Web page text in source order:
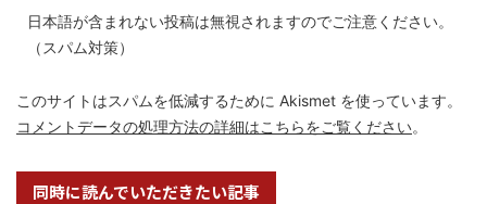
日本語が含まれない投稿は無視されますのでご注意ください。
（スパム対策）
このサイトはスパムを低減するために Akismet を使っています。
コメントデータの処理方法の詳細はこちらをご覧ください。
同時に読んでいただきたい記事